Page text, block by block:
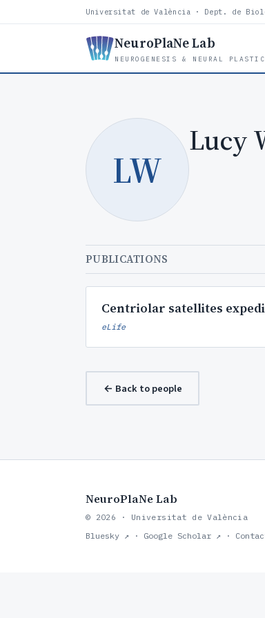
Universitat de València · Dept. de
NeuroPlaNe Lab
NEUROGENESIS & NEURAL
LW
Lucy
PUBLICATIONS
Centriolar satellites
eLife
← Back to people
NeuroPlaNe Lab
© 2026 · Universitat de València
Bluesky ↗ · Google Scholar ↗ ·